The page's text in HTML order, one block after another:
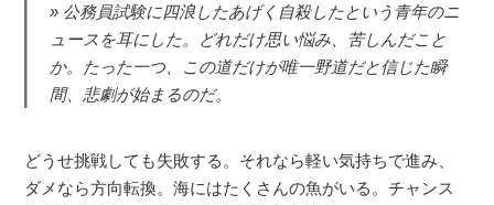
公務員試験に四浪したあげく自殺したという青年のニ
ュースを耳にした。どれだけ思い悩み、苦しんだこと
か。たった一つ、この道だけが唯一野道だと信じた瞬
間、悲劇が始まるのだ。
どうせ挑戦しても失敗する。それなら軽い気持ちで進み、
ダメなら方向転換。海にはたくさんの魚がいる。チャンス